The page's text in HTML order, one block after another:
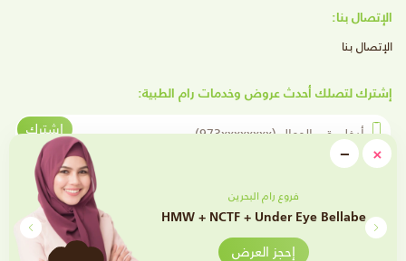
×
close−
Minimize
Jalupro Super + Exosome + NCTF
الإتصال بنا:
الإتصال بنا
إشترك لتصلك أحدث عروض وخدمات رام الطبية:
أدخل رقم الجوال
إشترك
تابعنا على وسائل التواصل الإجتماعي